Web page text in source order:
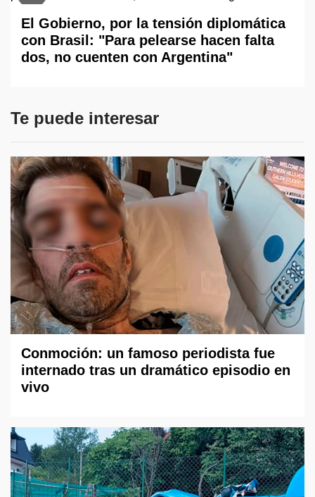
El Gobierno, por la tensión diplomática
con Brasil: "Para pelearse hacen falta
dos, no cuenten con Argentina"
Te puede interesar
Conmoción: un famoso periodista fue
internado tras un dramático episodio en
vivo